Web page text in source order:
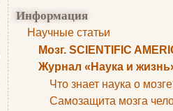
Информация
Научные статьи
Мозг. SCIENTIFIC
Журнал «Наука и
Что знает наука о
Самозащита мозга